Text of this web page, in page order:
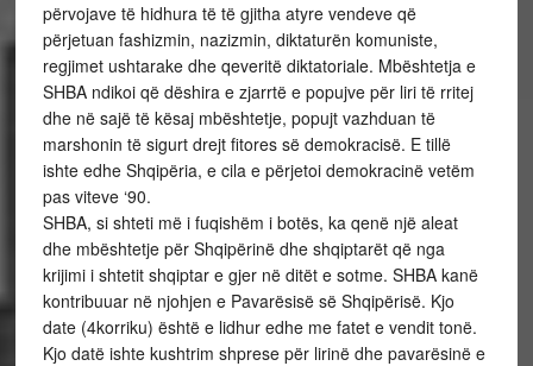
përvojave të hidhura të të gjitha atyre vendeve që
përjetuan fashizmin, nazizmin, diktaturën komuniste,
regjimet ushtarake dhe qeveritë diktatoriale. Mbështetja e
SHBA ndikoi që dëshira e zjarrtë e popujve për liri të rritej
dhe në sajë të kësaj mbështetje, popujt vazhduan të
marshonin të sigurt drejt fitores së demokracisë. E tillë
ishte edhe Shqipëria, e cila e përjetoi demokracinë vetëm
pas viteve ‘90.
SHBA, si shteti më i fuqishëm i botës, ka qenë një aleat
dhe mbështetje për Shqipërinë dhe shqiptarët që nga
krijimi i shtetit shqiptar e gjer në ditët e sotme. SHBA kanë
kontribuuar në njohjen e Pavarësisë së Shqipërisë. Kjo
date (4korriku) është e lidhur edhe me fatet e vendit tonë.
Kjo datë ishte kushtrim shprese për lirinë dhe pavarësinë e